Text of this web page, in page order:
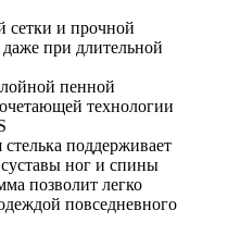
сетки и прочной
при длительной
пенной
технологии
поддерживает
ног и спины
позволит легко
повседневного